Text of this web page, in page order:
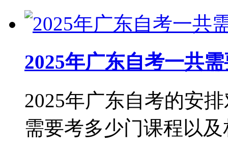
2025年广东自考一共
2025年广东自考的安
需要考多少门课程以及